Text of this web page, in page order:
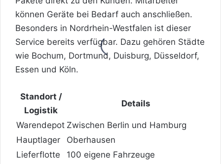
können Geräte bei Bedarf auch anschließen.
Besonders in Nordrhein-Westfalen ist dieser
Service bereits verfügbar. Dazu gehören Städte
wie Bochum, Dortmund, Duisburg, Düsseldorf,
Essen und Köln.
Standort /
Logistik
Details
Warendepot Zwischen Berlin und Hamburg
Hauptlager
Oberhausen
Lieferflotte
100 eigene Fahrzeuge